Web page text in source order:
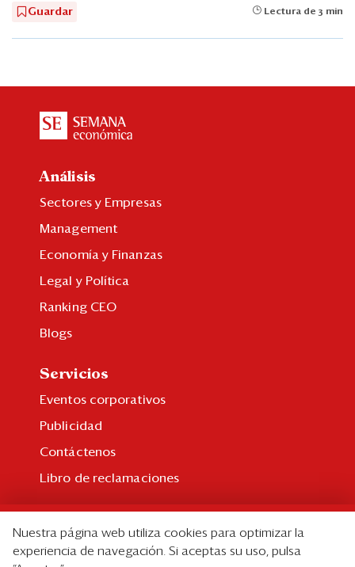
Guardar Lectura de 3 min
Análisis
Sectores y Empresas
Management
Economía y Finanzas
Legal y Política
Ranking CEO
Blogs
Servicios
Eventos corporativos
Publicidad
Contáctenos
Libro de reclamaciones
Suscripción individual
Nuestra página web utiliza cookies para optimizar la
experiencia de navegación. Si aceptas su uso, pulsa